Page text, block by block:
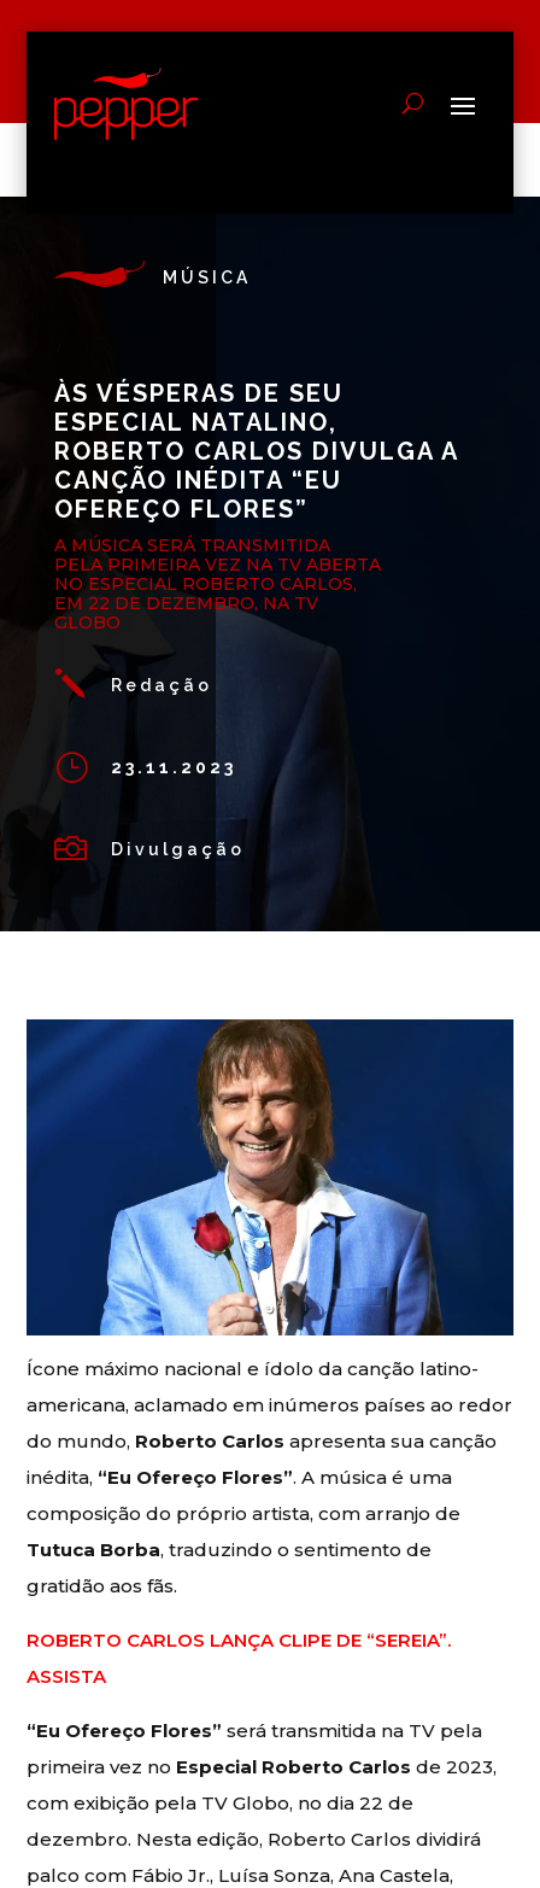
MÚSICA
ÀS VÉSPERAS DE SEU
ESPECIAL NATALINO,
ROBERTO CARLOS DIVULGA A
CANÇÃO INÉDITA “EU
OFEREÇO FLORES”
A MÚSICA SERÁ TRANSMITIDA
PELA PRIMEIRA VEZ NA TV ABERTA
NO ESPECIAL ROBERTO CARLOS,
EM 22 DE DEZEMBRO, NA TV
GLOBO
j Redação
} 23.11.2023
 Divulgação
Ícone máximo nacional e ídolo da canção latino-
americana, aclamado em inúmeros países ao redor
do mundo, Roberto Carlos apresenta sua canção
inédita, “Eu Ofereço Flores”. A música é uma
composição do próprio artista, com arranjo de
Tutuca Borba, traduzindo o sentimento de
gratidão aos fãs.
ROBERTO CARLOS LANÇA CLIPE DE “SEREIA”.
ASSISTA
“Eu Ofereço Flores” será transmitida na TV pela
primeira vez no Especial Roberto Carlos de 2023,
com exibição pela TV Globo, no dia 22 de
dezembro. Nesta edição, Roberto Carlos dividirá
palco com Fábio Jr., Luísa Sonza, Ana Castela,